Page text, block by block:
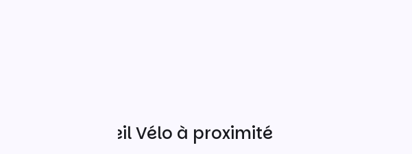
Autres Accueil Vélo à proximité